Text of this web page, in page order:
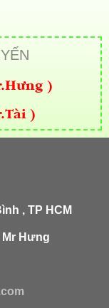
)
)
, TP HCM
Mr Hưng